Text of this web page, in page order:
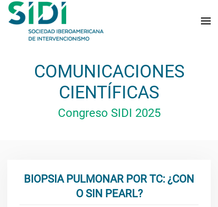
Skip to main content
COMUNICACIONES
CIENTÍFICAS
Congreso SIDI 2025
BIOPSIA PULMONAR POR TC: ¿CON
O SIN PEARL?